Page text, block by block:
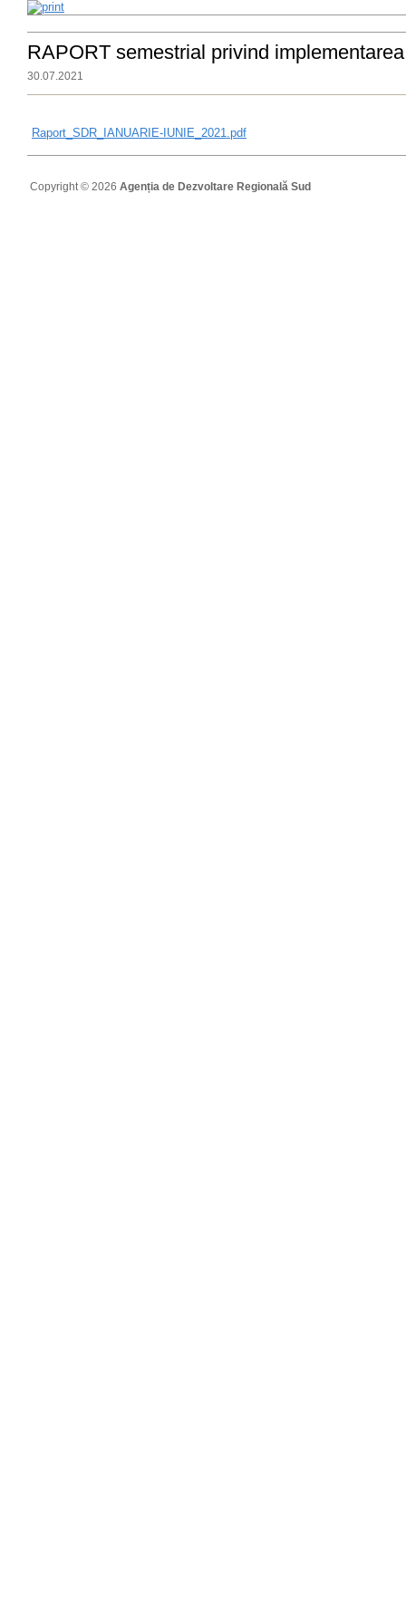
RAPORT semestrial privind
30.07.2021
Raport_SDR_IANUARIE-IUNIE_2021.pdf
Copyright © 2026 Agenția de Dezvoltare Regională Sud